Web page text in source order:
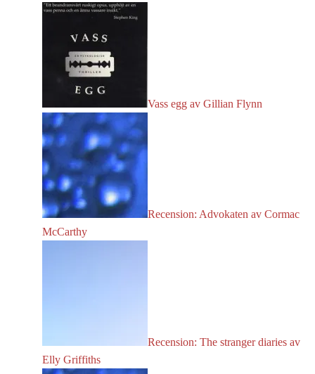
Vass egg av Gillian Flynn
Recension: Advokaten av Cormac
McCarthy
Recension: The stranger diaries av
Elly Griffiths